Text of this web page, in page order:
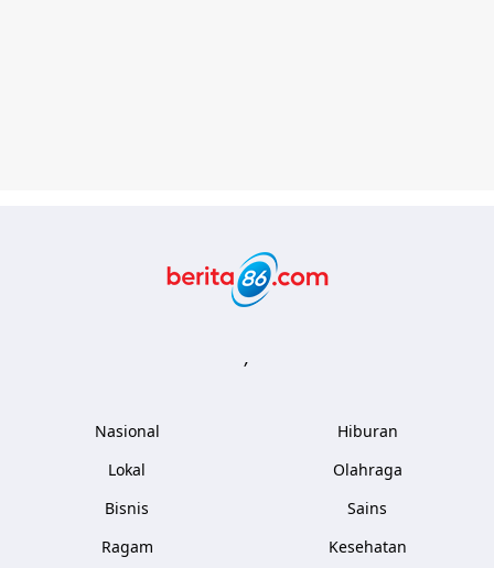
,
Nasional
Lokal
Bisnis
Ragam
Hiburan
Olahraga
Sains
Kesehatan